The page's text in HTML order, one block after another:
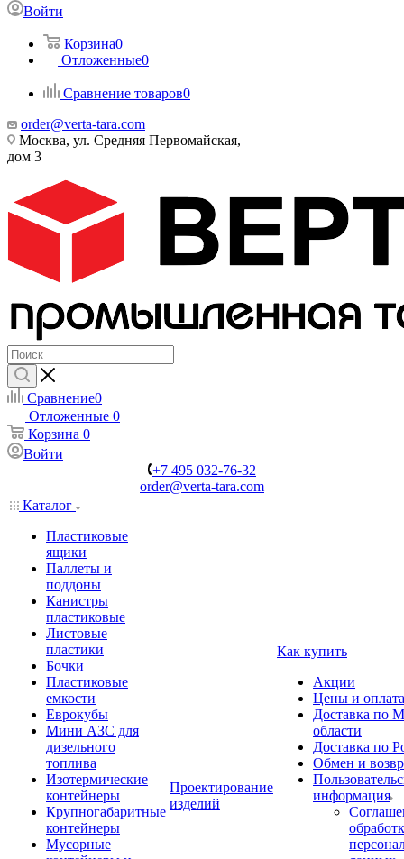
Войти
Корзина0
Отложенные0
Сравнение товаров0
order@verta-tara.com
Москва, ул. Средняя Первомайская,
дом 3
Сравнение0
Отложенные 0
Корзина 0
Войти
+7 495 032-76-32
order@verta-tara.com
Каталог
Пластиковые
ящики
Паллеты и
поддоны
Канистры
пластиковые
Листовые
пластики
Бочки
Пластиковые
емкости
Еврокубы
Мини АЗС для
дизельного
топлива
Изотермические
контейнеры
Крупногабаритные
контейнеры
Мусорные
Проектирование
изделий
Как купить
Акции
Цены и оплата
Доставка по
области
Доставка по
Обмен и
информация